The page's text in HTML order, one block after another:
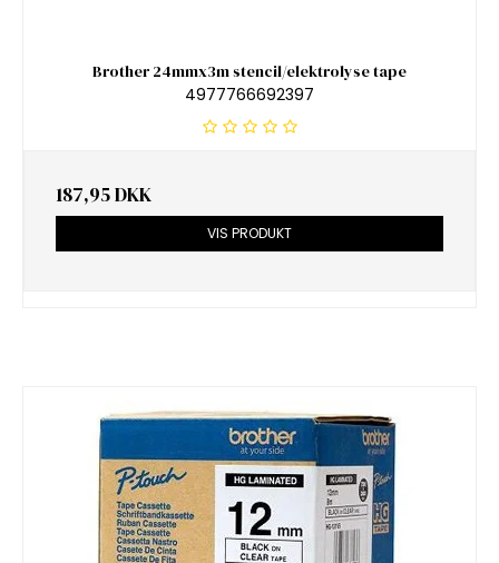
Brother 24mmx3m stencil/elektrolyse tape
4977766692397
187,95 DKK
VIS PRODUKT